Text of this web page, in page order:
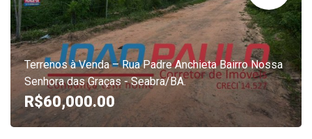
Terrenos à Venda – Rua Padre Anchieta Bairro Nossa
Senhora das Graças - Seabra/BA.
R$60,000.00